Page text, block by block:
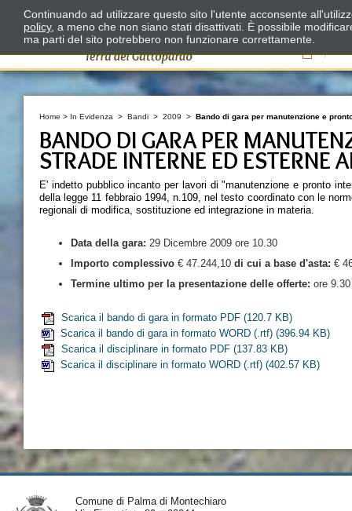
Il
Home > In Evidenza > Bandi > 2009 > Bando di gara per manutenzione e
BANDO DI GARA PER
STRADE INTERNE ED ESTERNE
E' indetto pubblico incanto per lavori di "manutenzione e pronto
della legge 11 febbraio 1994, n.109, nel testo coordinato con le
regionali di modifica, sostituzione ed integrazione in materia.
Data della gara: 29 Dicembre 2009 ore 10.30
Importo complessivo € 47.244,10 di cui a base d'asta: €
Termine ultimo per la presentazione delle offerte: ore
Scarica il bando di gara in formato PDF (120.7 KB)
Scarica il bando di gara in formato WORD (.rtf) (396.94 KB)
Scarica il disciplinare in formato PDF (137.83 KB)
Scarica il disciplinare in formato WORD (.rtf) (402.57 KB)
Comune di Palma di Montechiaro
Continuando ad utilizzare questo sito l'utente acconsente
policy, a meno che non siano stati disattivati. È possibile
ma parti del sito potrebbero non funzionare correttamente.